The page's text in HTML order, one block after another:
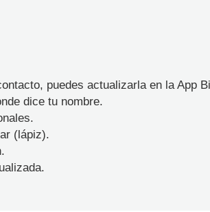
puedes actualizarla en la App
dice tu nombre.
(lápiz).